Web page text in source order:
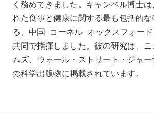
く務めてきました。キャンベル博士
れた食事と健康に関する最も包括的
る、中国-コーネル-オックスフォー
共同で指揮しました。彼の研究は、ニ
ムズ、ウォール・ストリート・ジャ
の科学出版物に掲載されています。